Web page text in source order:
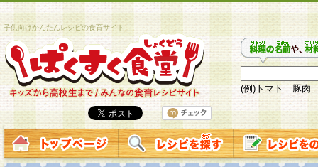
子供向けかんたんレシピの食育サイト
(例)トマト 豚肉